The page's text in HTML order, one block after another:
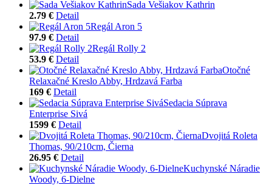
Sada Vešiakov Kathrin
2.79 € Detail
Regál Aron 5
97.9 € Detail
Regál Rolly 2
53.9 € Detail
Otočné
Relaxačné Kreslo Abby, Hrdzavá Farba
169 € Detail
Sedacia Súprava
Enterprise Sivá
1599 € Detail
Dvojitá Roleta
Thomas, 90/210cm, Čierna
26.95 € Detail
Kuchynské Náradie
Woody, 6-Dielne